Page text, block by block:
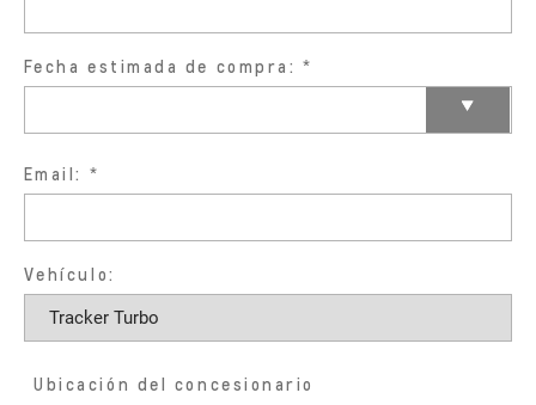
Fecha estimada de compra:
Email:
Vehículo:
Ubicación del concesionario